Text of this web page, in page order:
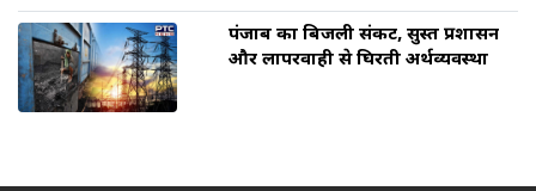
पंजाब का बिजली संकट, सुस्त प्रशासन
और लापरवाही से घिरती अर्थव्यवस्था